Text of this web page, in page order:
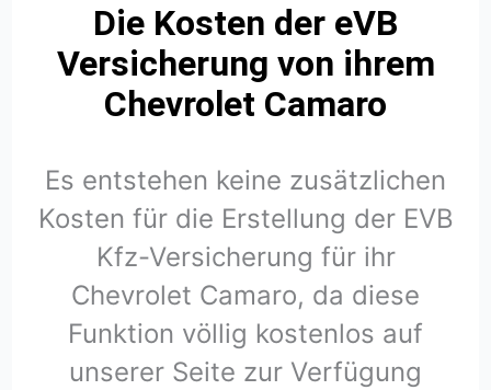
Die Kosten der eVB
Versicherung von ihrem
Chevrolet Camaro
Es entstehen keine zusätzlichen
Kosten für die Erstellung der EVB
Kfz-Versicherung für ihr
Chevrolet Camaro, da diese
Funktion völlig kostenlos auf
unserer Seite zur Verfügung